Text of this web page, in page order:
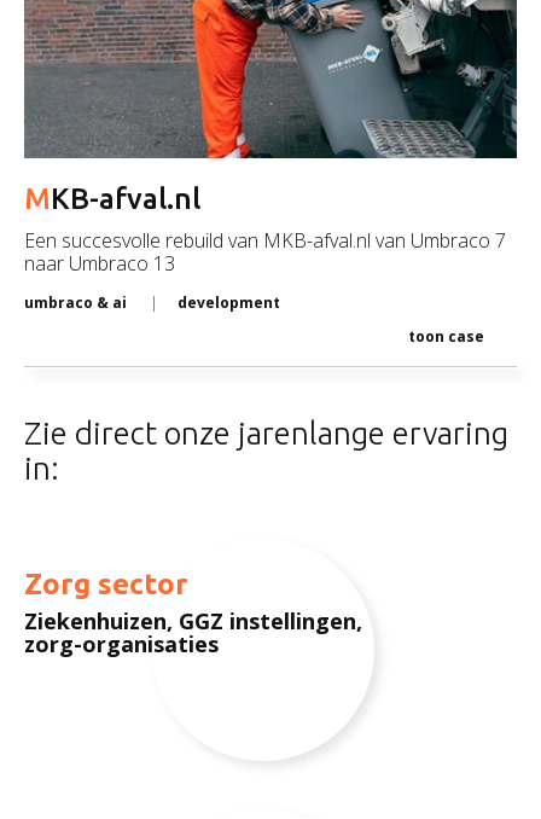
MKB-afval.nl
Een succesvolle rebuild van MKB-afval.nl van Umbraco 7
naar Umbraco 13
umbraco & ai
development
toon case
Zie direct onze jarenlange ervaring
in:
Zorg sector
Ziekenhuizen, GGZ instellingen,
zorg-organisaties